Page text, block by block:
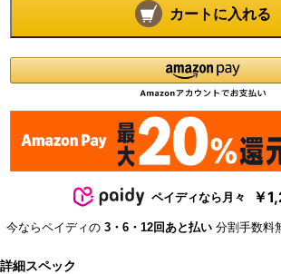
カートに入れる
ペイディなら月々 ￥
今ならペイディの 3・6・12回あと払い 分割手数料
詳細スペック